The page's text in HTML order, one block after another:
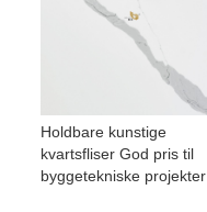
Holdbare kunstige
kvartsfliser God pris til
byggetekniske projekter